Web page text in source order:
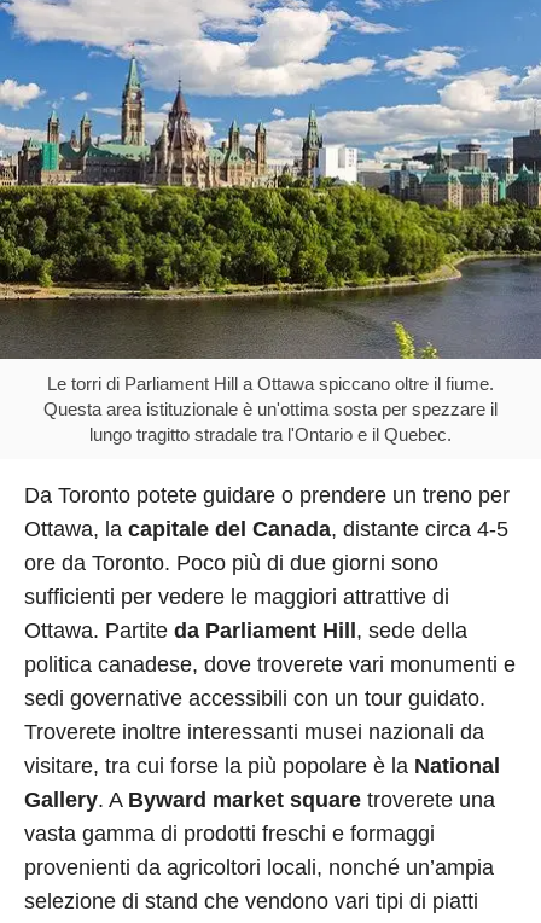
Le torri di Parliament Hill a Ottawa spiccano oltre il fiume.
Questa area istituzionale è un'ottima sosta per spezzare il
lungo tragitto stradale tra l'Ontario e il Quebec.
Da Toronto potete guidare o prendere un treno per
Ottawa, la capitale del Canada, distante circa 4-5
ore da Toronto. Poco più di due giorni sono
sufficienti per vedere le maggiori attrattive di
Ottawa. Partite da Parliament Hill , sede della
politica canadese, dove troverete vari monumenti e
sedi governative accessibili con un tour guidato.
Troverete inoltre interessanti musei nazionali da
visitare, tra cui forse la più popolare è la National
Gallery. A Byward market square troverete una
vasta gamma di prodotti freschi e formaggi
provenienti da agricoltori locali, nonché un’ampia
selezione di stand che vendono vari tipi di piatti